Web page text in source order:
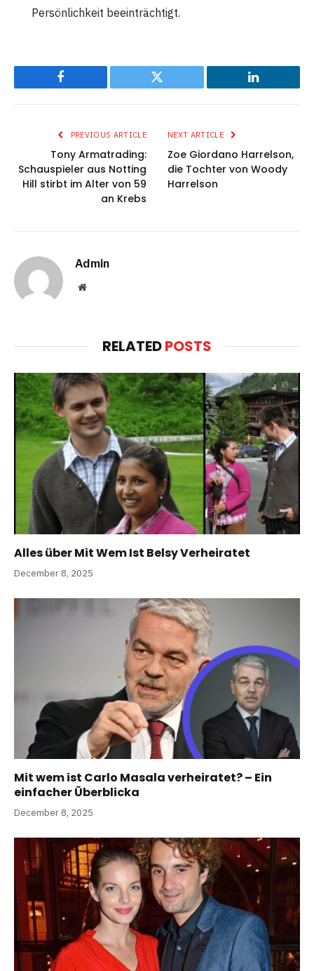
Persönlichkeit beeinträchtigt.
Facebook Twitter LinkedIn
PREVIOUS ARTICLE
Tony Armatrading:
Schauspieler aus Notting
Hill stirbt im Alter von 59
an Krebs
NEXT ARTICLE
Zoe Giordano Harrelson,
die Tochter von Woody
Harrelson
Admin
Website
RELATEDPOSTS
Alles über Mit Wem Ist Belsy Verheiratet
December 8, 2025
Mit wem ist Carlo Masala verheiratet? – Ein
einfacher Überblicka
December 8, 2025